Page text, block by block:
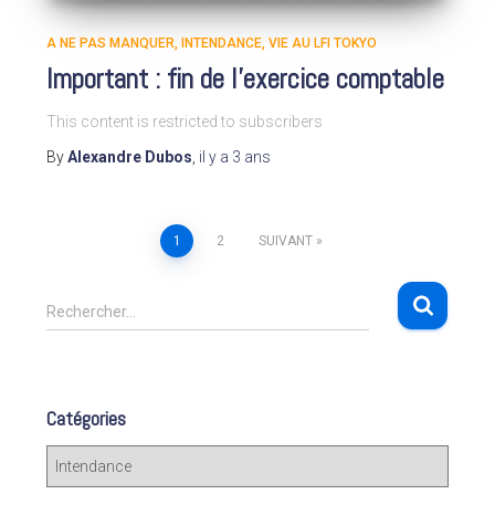
A NE PAS MANQUER INTENDANCE VIE AU LFI TOKYO
Important : fin de l’exercice comptable
This content is restricted to subscribers
ByAlexandre Dubos, il y a 3 ans
Pagination
des
1 2 SUIVANT
R
e
r
c
Rechercher…
Catégories
C
a